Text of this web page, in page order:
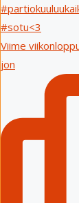
Viime
jon